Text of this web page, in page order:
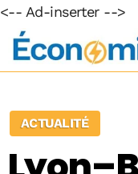
<-- Ad-inserter -->
ACTUALITÉ